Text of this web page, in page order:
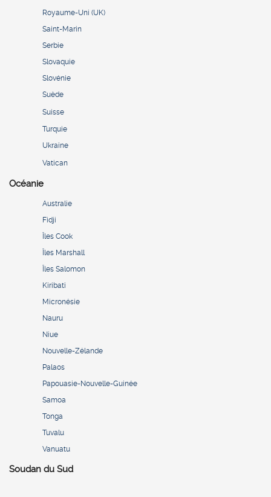
Royaume-Uni (UK)
Saint-Marin
Serbie
Slovaquie
Slovénie
Suède
Suisse
Turquie
Ukraine
Vatican
Océanie
Australie
Fidji
Îles Cook
Îles Marshall
Îles Salomon
Kiribati
Micronésie
Nauru
Niue
Nouvelle-Zélande
Palaos
Papouasie-Nouvelle-Guinée
Samoa
Tonga
Tuvalu
Vanuatu
Soudan du Sud